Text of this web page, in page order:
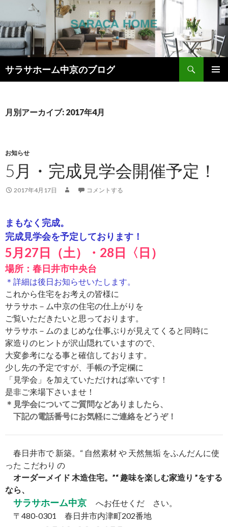
サラサホーム中京のブログ
索
ン
キ
ッ
プ
月別アーカイブ: 2017年4月
お知らせ
5月・完成見学会開催予定！
2017年4月17日 コメントする
まもなく完成。
完成見学会を予定しております！
5月27日（土）・28日〈日）
場所：春日井市中央台
＊詳細は後日お知らせいたします。
これから住宅をお考えの皆様に
サラサホ－ム中京の住宅の仕上がりを
ご覧いただきたいと思っております。
サラサホ－ムのまじめな仕事ぶりが見えてくると同時に
家造りのヒントが沢山隠れていますので、
大変参考になる事と確信しております。
少し先の予定ですが、手帳の予定欄に
「見学会」を加えていただければ幸いです！
是非ご来場下さいませ！
＊見学会についてご質問などありましたら、
下記の電話番号にお気軽にご連絡をどうぞ！
春日井市で 新築。“ 自然素材 や 天然無垢 をふんだんに使
った こだわり の
オーダーメイド 木造住宅。”“ 趣味を楽しむ家造り ”をする
なら、
サラサホーム中京 へお任せくだ さい。
〒480-0301 春日井市内津町202番地